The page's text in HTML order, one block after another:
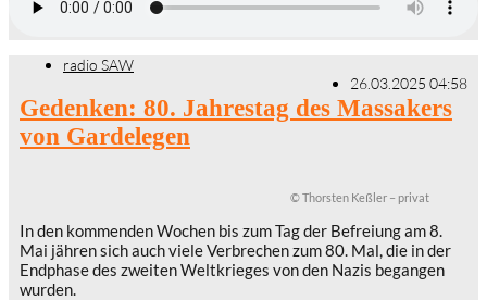
radio SAW
26.03.2025 04:58
Gedenken: 80. Jahrestag des Massakers
von Gardelegen
© Thorsten Keßler – privat
In den kommenden Wochen bis zum Tag der Befreiung am 8.
Mai jähren sich auch viele Verbrechen zum 80. Mal, die in der
Endphase des zweiten Weltkrieges von den Nazis begangen
wurden.